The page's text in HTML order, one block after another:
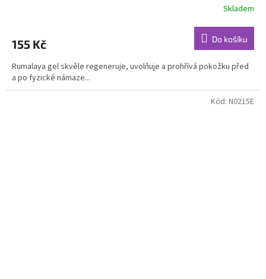
je
z
5
hvězdiček.
Skladem
155 Kč Do košíku
Rumalaya gel skvěle regeneruje, uvolňuje a prohřívá pokožku před
a po fyzické námaze...
Kód: N0215E